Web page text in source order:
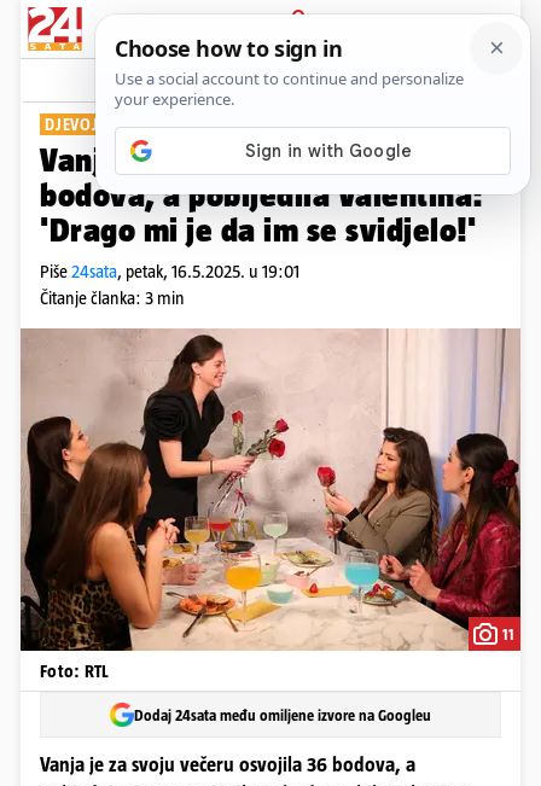
PRIJAVA
Show Komentari
DJEVOJKE IZ 'SAVRŠENOG'
Vanja u 'Večeri za 5' osvojila 36
bodova, a pobijedila Valentina:
'Drago mi je da im se svidjelo!'
Piše24sata, petak, 16.5.2025. u 19:01
Čitanje članka: 3 min
11
Foto: RTL
Dodaj 24sata među omiljene izvore na Googleu
Vanja je za svoju večeru osvojila 36 bodova, a